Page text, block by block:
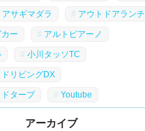
アサギマダラ アウトドアランチ
ー アルトピアーノ
小川タッソTC
リビングDX
タープ Youtube
アーカイブ